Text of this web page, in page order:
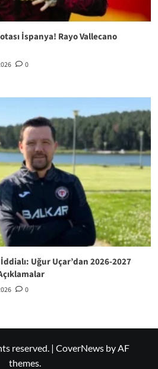
İspanya! Rayo Vallecano
0
Uğur Uçar’dan 2026-2027
0
reserved. | CoverNews by AF
themes.